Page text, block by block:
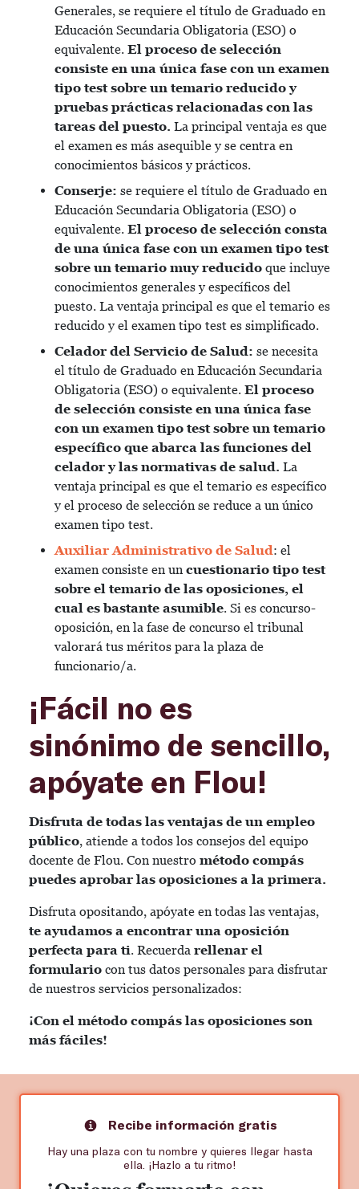
Generales, se requiere el título de Graduado en
Educación Secundaria Obligatoria (ESO) o
equivalente. El proceso de selección
consiste en una única fase con un examen
tipo test sobre un temario reducido y
pruebas prácticas relacionadas con las
tareas del puesto. La principal ventaja es que
el examen es más asequible y se centra en
conocimientos básicos y prácticos.
Conserje: se requiere el título de Graduado en
Educación Secundaria Obligatoria (ESO) o
equivalente. El proceso de selección consta
de una única fase con un examen tipo test
sobre un temario muy reducido que incluye
conocimientos generales y específicos del
puesto. La ventaja principal es que el temario es
reducido y el examen tipo test es simplificado.
Celador del Servicio de Salud: se necesita
el título de Graduado en Educación Secundaria
Obligatoria (ESO) o equivalente. El proceso
de selección consiste en una única fase
con un examen tipo test sobre un temario
específico que abarca las funciones del
celador y las normativas de salud. La
ventaja principal es que el temario es específico
y el proceso de selección se reduce a un único
examen tipo test.
Auxiliar Administrativo de Salud: el
examen consiste en un cuestionario tipo test
sobre el temario de las oposiciones, el
cual es bastante asumible. Si es concurso-
oposición, en la fase de concurso el tribunal
valorará tus méritos para la plaza de
funcionario/a.
¡Fácil no es
sinónimo de sencillo,
apóyate en Flou!
Disfruta de todas las ventajas de un empleo
público, atiende a todos los consejos del equipo
docente de Flou. Con nuestro método compás
puedes aprobar las oposiciones a la primera.
Disfruta opositando, apóyate en todas las ventajas,
te ayudamos a encontrar una oposición
perfecta para ti. Recuerda rellenar el
formulario con tus datos personales para disfrutar
de nuestros servicios personalizados:
¡Con el método compás las oposiciones son
más fáciles!
Recibe información gratis
Hay una plaza con tu nombre y quieres llegar hasta
ella. ¡Hazlo a tu ritmo!